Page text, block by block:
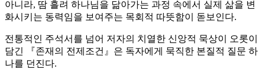
아니라, 땀 흘려 하나님을 닮아가는 과정 속에서 실제 삶을 변
화시키는 동력임을 보여주는 목회적 따뜻함이 돋보인다.
전통적인 주석서를 넘어 저자의 치열한 신앙적 묵상이 오롯이
담긴 『존재의 전제조건』은 독자에게 묵직한 본질적 질문 하
나를 던진다.